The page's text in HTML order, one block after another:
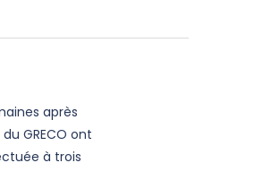
après
GRECO ont
à trois